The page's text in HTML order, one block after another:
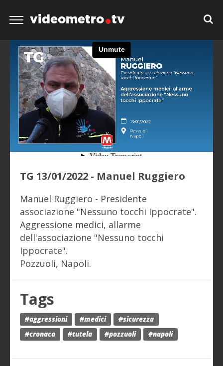
videometro tv
TG 13/01/2022 - Manuel Ruggiero
Manuel Ruggiero - Presidente
associazione "Nessuno tocchi Ippocrate".
Aggressione medici, allarme
dell'associazione "Nessuno tocchi
Ippocrate".
Pozzuoli, Napoli.
Tags
#aggressioni #medici
#sicurezza
#cronaca
#tutela #pozzuoli #napoli